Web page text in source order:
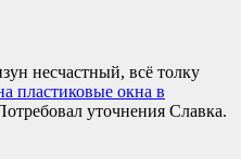
несчастный, всё толку
пластиковые окна в
уточнения Славка.